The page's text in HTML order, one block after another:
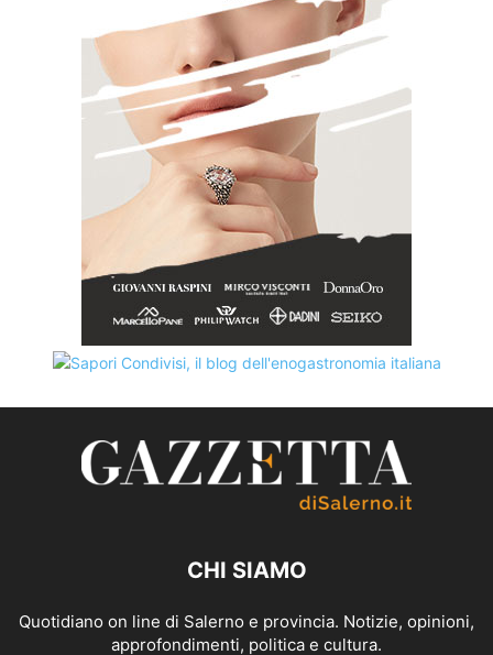
CHI SIAMO
Quotidiano on line di Salerno e provincia. Notizie, opinioni,
approfondimenti, politica e cultura.